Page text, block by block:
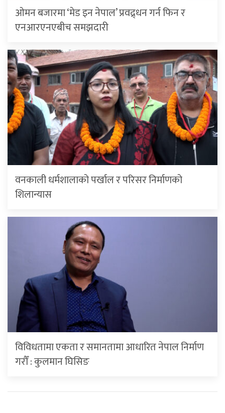
ओमन बजारमा ‘मेड इन नेपाल’ प्रवद्र्धन गर्न फिन र
एनआरएनएबीच समझदारी
वनकाली धर्मशालाको पर्खाल र परिसर निर्माणको
शिलान्यास
विविधतामा एकता र समानतामा आधारित नेपाल निर्माण
गरौँ : कुलमान घिसिङ